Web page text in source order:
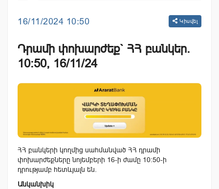
16/11/2024 10:50 Կիսվել
Դրամի փոխարժեք` ՀՀ բանկեր.
10:50, 16/11/24
ՀՀ բանկերի կողմից սահմանված ՀՀ դրամի
փոխարժեքները նոյեմբերի 16-ի ժամը 10:50-ի
դրությամբ հետևյալն են.
Անկանխիկ